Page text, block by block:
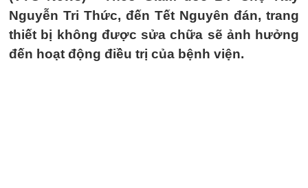
Nguyễn Tri Thức, đến Tết Nguyên đán, trang
thiết bị không được sửa chữa sẽ ảnh hưởng
đến hoạt động điều trị của bệnh viện.